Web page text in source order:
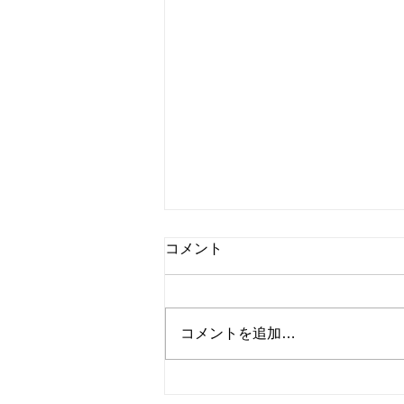
フルーツポンチパフェ
コメント
コメントを追加…